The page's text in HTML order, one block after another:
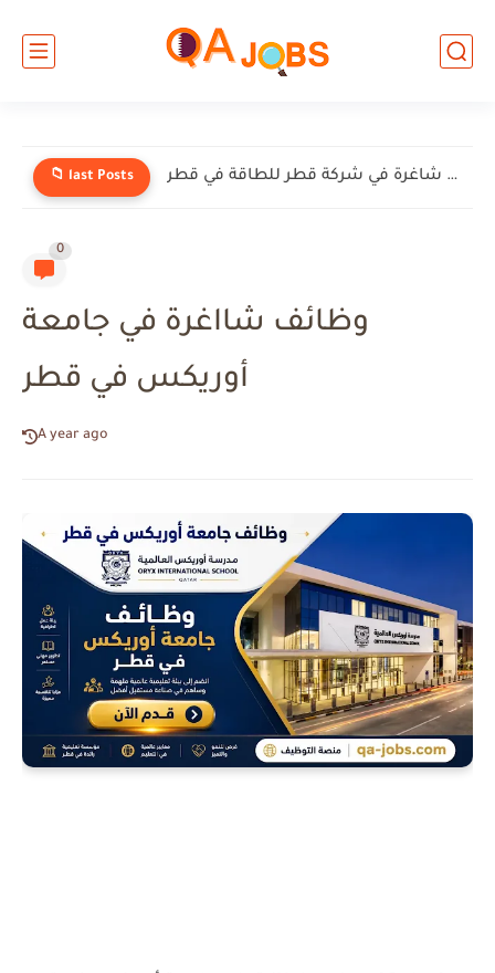
📁 last Posts وظائف شاغرة في شركة إنيرميك (EnerMech) في قطر
0
وظائف شااغرة في جامعة
أوريكس في قطر
A year ago